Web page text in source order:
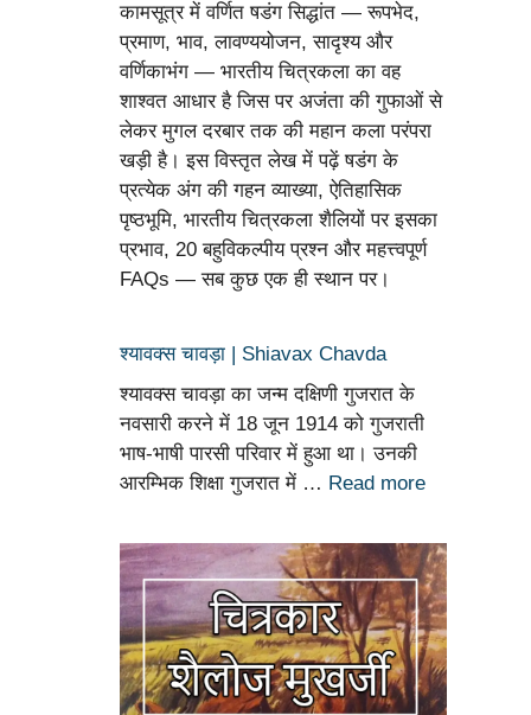
कामसूत्र में वर्णित षडंग सिद्धांत — रूपभेद,
प्रमाण, भाव, लावण्ययोजन, सादृश्य और
वर्णिकाभंग — भारतीय चित्रकला का वह
शाश्वत आधार है जिस पर अजंता की गुफाओं से
लेकर मुगल दरबार तक की महान कला परंपरा
खड़ी है। इस विस्तृत लेख में पढ़ें षडंग के
प्रत्येक अंग की गहन व्याख्या, ऐतिहासिक
पृष्ठभूमि, भारतीय चित्रकला शैलियों पर इसका
प्रभाव, 20 बहुविकल्पीय प्रश्न और महत्त्वपूर्ण
FAQs — सब कुछ एक ही स्थान पर।
श्यावक्स चावड़ा | Shiavax Chavda
श्यावक्स चावड़ा का जन्म दक्षिणी गुजरात के
नवसारी करने में 18 जून 1914 को गुजराती
भाष-भाषी पारसी परिवार में हुआ था। उनकी
आरम्भिक शिक्षा गुजरात में … Read more